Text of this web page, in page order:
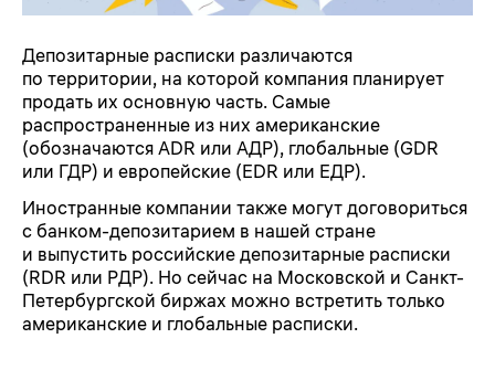
Депозитарные расписки различаются
по территории, на которой компания планирует
продать их основную часть. Самые
распространенные из них американские
(обозначаются ADR или АДР), глобальные (GDR
или ГДР) и европейские (EDR или ЕДР).
Иностранные компании также могут договориться
с банком-депозитарием в нашей стране
и выпустить российские депозитарные расписки
(RDR или РДР). Но сейчас на Московской и Санкт-
Петербургской биржах можно встретить только
американские и глобальные расписки.